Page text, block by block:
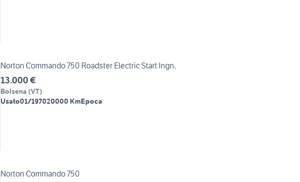
Norton Commando 750 Roadster Electric Start Ingn.
13.000 €
Bolsena (VT)
Usato01/197020000 KmEpoca
Norton Commando 750